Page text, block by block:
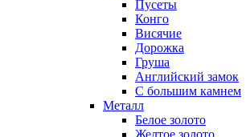
Пусеты
Конго
Висячие
Дорожка
Груша
Английский замок
С большим камнем
Металл
Белое золото
Желтое золото